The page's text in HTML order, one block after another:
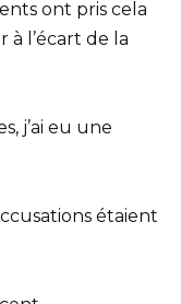
ont pris cela
à l’écart de la
j’ai eu une
étaient